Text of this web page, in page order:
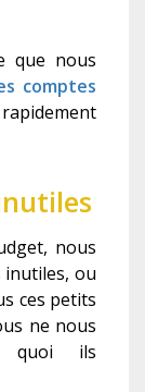
que nous
comptes
nous
inutiles, ou
ces petits
ne nous
quoi ils